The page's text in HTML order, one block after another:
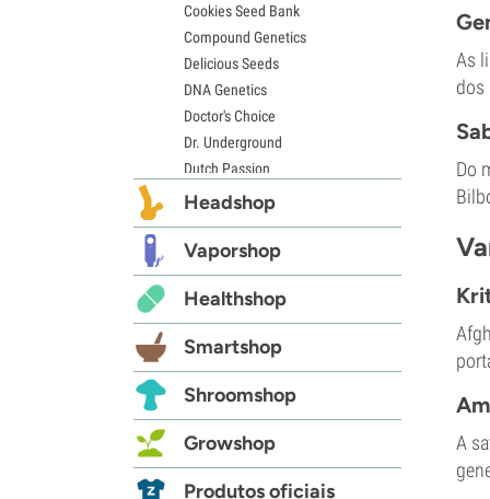
As
dos
Do
A
Cookies Seed Bank
Compound Genetics
Delicious Seeds
DNA Genetics
Doctor's Choice
Dr. Underground
Dutch Passion
Elite Seeds
Exotic Seed
Expert Seeds
FastBuds
Female Seeds
French Touch Seeds
Garden of Green
GeneSeeds
G13 Labs
Grass-O-Matic
Headshop
Vaporshop
Healthshop
Smartshop
Shroomshop
Growshop
Produtos oficiais